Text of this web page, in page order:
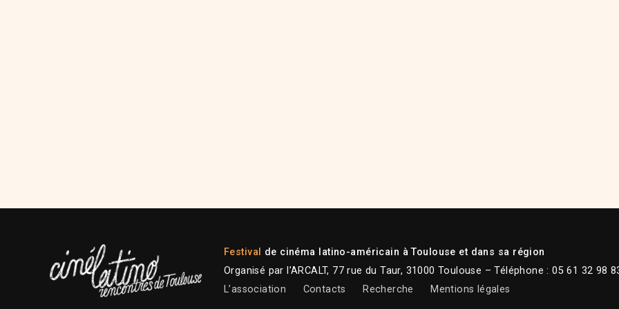
Festival de cinéma latino-américain à Toulouse et dans sa région
Organisé par l’ARCALT, 77 rue du Taur, 31000 Toulouse – Téléphone : 05 61 32 98
L’association
Contacts Recherche Mentions légales